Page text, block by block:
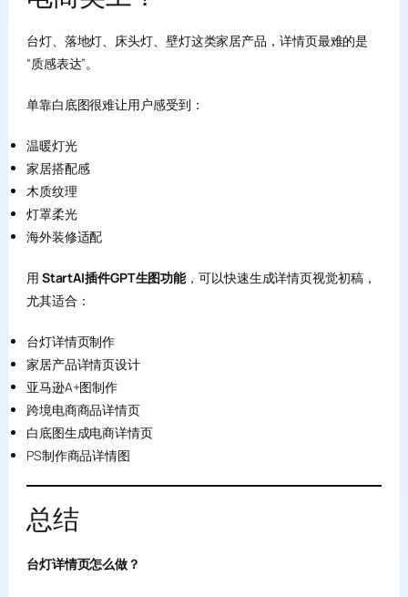
台灯、落地灯、床头灯、壁灯这类家居产品，详情页最难的是
“质感表达”。
单靠白底图很难让用户感受到：
温暖灯光
家居搭配感
木质纹理
灯罩柔光
海外装修适配
用 StartAI插件GPT生图功能，可以快速生成详情页视觉初稿，
尤其适合：
台灯详情页制作
家居产品详情页设计
亚马逊A+图制作
跨境电商商品详情页
白底图生成电商详情页
PS制作商品详情图
总结
台灯详情页怎么做？